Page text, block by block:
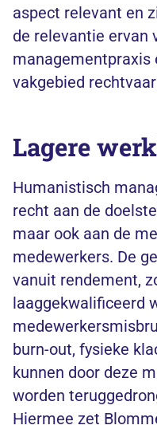
aspect relevant en
de relevantie ervan
managementpraxis
vakgebied
Lagere
Humanistisch
recht aan de
maar ook aan de
medewerkers. De
vanuit rendement,
laaggekwalificeerd
burn-out, fysieke
kunnen door deze
worden
Hiermee zet